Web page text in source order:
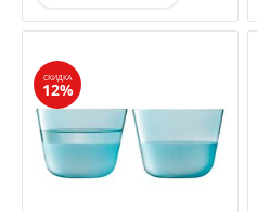
СКИДКА
12%